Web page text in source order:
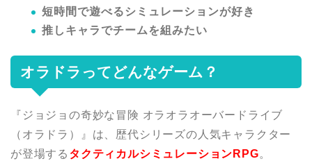
短時間で遊べるシミュレーションが好き
推しキャラでチームを組みたい
オラドラってどんなゲーム？
『ジョジョの奇妙な冒険 オラオラオーバードライブ
（オラドラ）』は、歴代シリーズの人気キャラクター
が登場する タクティカルシミュレーションRPG。